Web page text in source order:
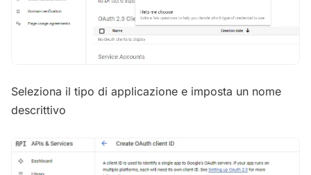
Seleziona il tipo di applicazione e imposta un nome
descrittivo